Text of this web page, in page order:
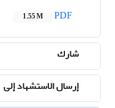
1.55 M
شارك
إرسال الاستشهاد إلى